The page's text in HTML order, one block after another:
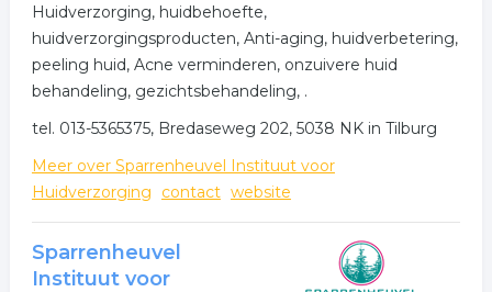
Huidverzorging, huidbehoefte,
huidverzorgingsproducten, Anti-aging, huidverbetering,
peeling huid, Acne verminderen, onzuivere huid
behandeling, gezichtsbehandeling, .
tel. 013-5365375, Bredaseweg 202, 5038 NK in Tilburg
Meer over Sparrenheuvel Instituut voor
Huidverzorging
contact website
Sparrenheuvel
Instituut voor